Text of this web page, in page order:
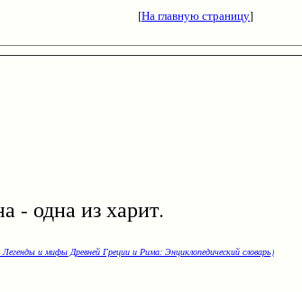
[На главную страницу]
одна из харит.
и мифы Древней Греции и Рима: Энциклопедический словарь)